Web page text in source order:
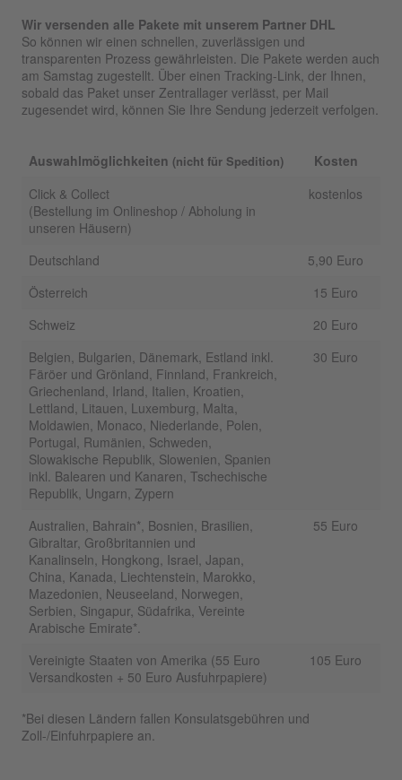
Wir versenden alle Pakete mit unserem Partner DHL
So können wir einen schnellen, zuverlässigen und
transparenten Prozess gewährleisten. Die Pakete werden auch
am Samstag zugestellt. Über einen Tracking-Link, der Ihnen,
sobald das Paket unser Zentrallager verlässt, per Mail
zugesendet wird, können Sie Ihre Sendung jederzeit verfolgen.
Auswahlmöglichkeiten (nicht für Spedition)
Kosten
Click & Collect
(Bestellung im Onlineshop / Abholung in
unseren Häusern)
kostenlos
Deutschland
5,90 Euro
Österreich
15 Euro
Schweiz
20 Euro
Belgien, Bulgarien, Dänemark, Estland inkl.
Färöer und Grönland, Finnland, Frankreich,
Griechenland, Irland, Italien, Kroatien,
Lettland, Litauen, Luxemburg, Malta,
Moldawien, Monaco, Niederlande, Polen,
Portugal, Rumänien, Schweden,
Slowakische Republik, Slowenien, Spanien
inkl. Balearen und Kanaren, Tschechische
Republik, Ungarn, Zypern
30 Euro
Australien, Bahrain*, Bosnien, Brasilien,
Gibraltar, Großbritannien und
Kanalinseln, Hongkong, Israel, Japan,
China, Kanada, Liechtenstein, Marokko,
Mazedonien, Neuseeland, Norwegen,
Serbien, Singapur, Südafrika, Vereinte
Arabische Emirate*.
55 Euro
Vereinigte Staaten von Amerika (55 Euro
Versandkosten + 50 Euro Ausfuhrpapiere)
105 Euro
*Bei diesen Ländern fallen Konsulatsgebühren und
Zoll-/Einfuhrpapiere an.